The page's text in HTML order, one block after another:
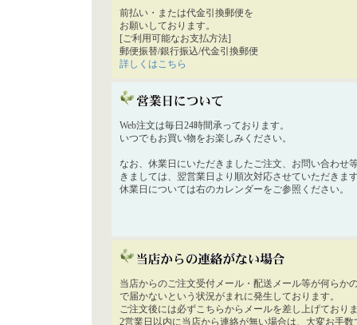
前払い・または代金引換郵便を
お願いしております。
[ご利用可能なお支払方法]
郵便振替/銀行振込/代金引換郵便
詳しくはこちら
Web注文は毎日24時間承っております。
いつでもお買い物をお楽しみください。
なお、休業日にいただきましたご注文、お問い合わせ
きましては、翌営業日より順次対応させていただきま
休業日については右のカレンダーをご参照ください。
当店からのご注文受付メール・配送メール等が何らか
で届かないという状況がまれに発生しております。
ご注文後には必ずこちらからメールを差し上げており
2営業日以内に当店から連絡が無い場合は、大変お手数